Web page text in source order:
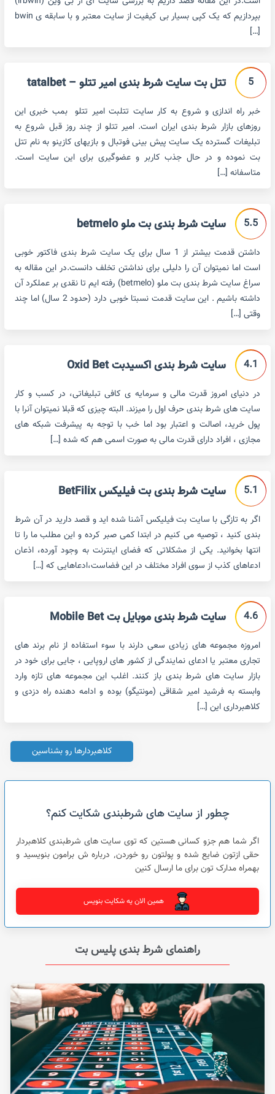
بپردازیم که یک کپی بسیار بی کیفیت از سایت معتبر و با سابقه ی bwin
[…]
5 تتل بت سایت شرط بندی امیر تتلو – tatalbet
خبر راه اندازی و شروع به کار سایت تتلبت امیر تتلو بمب خبری این
روزهای بازار شرط بندی ایران است. امیر تتلو از چند روز قبل شروع به
تبلیغات گسترده یک سایت پیش بینی فوتبال و بازیهای کازینو به نام تتل
بت نموده و در حال جذب کاربر و عضوگیری برای این سایت است.
متاسفانه […]
5.5 سایت شرط بندی بت ملو betmelo
داشتن قدمت بیشتر از 1 سال برای یک سایت شرط بندی فاکتور خوبی
است اما نمیتوان آن را دلیلی برای نداشتن تخلف دانست.در این مقاله به
سراغ سایت شرط بندی بت ملو (betmelo) رفته ایم تا نقدی بر عملکرد آن
داشته باشیم . این سایت قدمت نسبتا خوبی دارد (حدود 2 سال) اما چند
وقتی […]
4.1 سایت شرط بندی اکسیدبت Oxid Bet
در دنیای امروز قدرت مالی و سرمایه ی کافی تبلیغاتی، در کسب و کار
سایت های شرط بندی حرف اول را میزند. البته چیزی که قبلا نمیتوان آنرا با
پول خرید، اصالت و اعتبار بود اما خب با توجه به پیشرفت شبکه های
مجازی ، افراد دارای قدرت مالی به صورت اسمی هم که شده […]
5.1 سایت شرط بندی بت فیلیکس BetFilix
اگر به تازگی با سایت بت فیلیکس آشنا شده اید و قصد دارید در آن شرط
بندی کنید ، توصیه می کنیم در ابتدا کمی صبر کرده و این مطلب ما را تا
انتها بخوانید. یکی از مشکلاتی که فضای اینترنت به وجود آورده، اذعان
ادعاهای کذب از سوی افراد مختلف در این فضاست،ادعاهایی که […]
4.6 سایت شرط بندی موبایل بت Mobile Bet
امروزه مجموعه های زیادی سعی دارند با سوء استفاده از نام برند های
تجاری معتبر یا ادعای نمایندگی از کشور های اروپایی ، جایی برای خود در
بازار سایت های شرط بندی باز کنند. اغلب این مجموعه های تازه وارد
وابسته به فرشید امیر شقاقی (مونتیگو) بوده و ادامه دهنده راه دزدی و
کلاهبرداری این […]
کلاهبردارها رو بشناسین
چطور از سایت های شرطبندی شکایت کنم؟
اگر شما هم جزو کسانی هستین که توی سایت های شرطبندی کلاهبردار
حقی ازتون ضایع شده و پولتون رو خوردن٬ درباره ش برامون بنویسید و
بهمراه مدارک تون برای ما ارسال کنین
همین الان یه شکایت بنویس
راهنمای شرط بندی پلیس بت